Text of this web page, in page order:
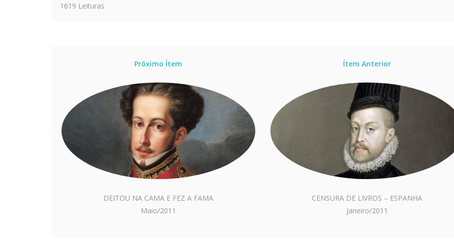
1619 Leituras
Próximo Ítem
DEITOU NA CAMA E FEZ A FAMA
Maio/2011
Ítem Anterior
CENSURA DE LIVROS – ESPANHA
Janeiro/2011